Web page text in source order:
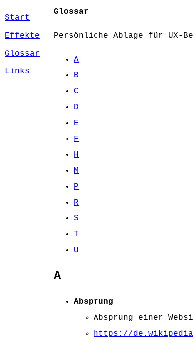
Start
Effekte
Glossar
Links
Glossar
Persönliche Ablage für UX-
A
B
C
D
E
F
H
M
P
R
S
T
U
A
Absprung
Absprung einer
https://